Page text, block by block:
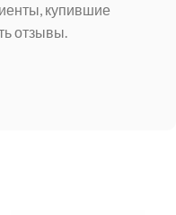
купившие
отзывы.